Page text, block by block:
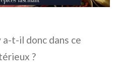
a-t-il donc dans ce
?